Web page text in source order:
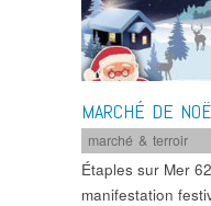
MARCHÉ DE
marché & terroir
Étaples sur Mer
manifestation